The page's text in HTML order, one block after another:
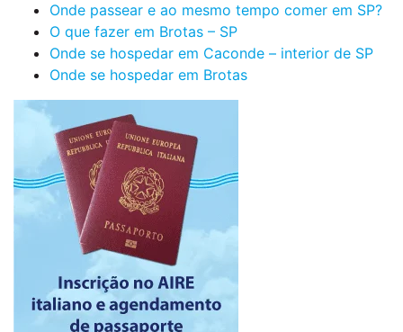
Onde passear e ao mesmo tempo comer em SP?
O que fazer em Brotas – SP
Onde se hospedar em Caconde – interior de SP
Onde se hospedar em Brotas